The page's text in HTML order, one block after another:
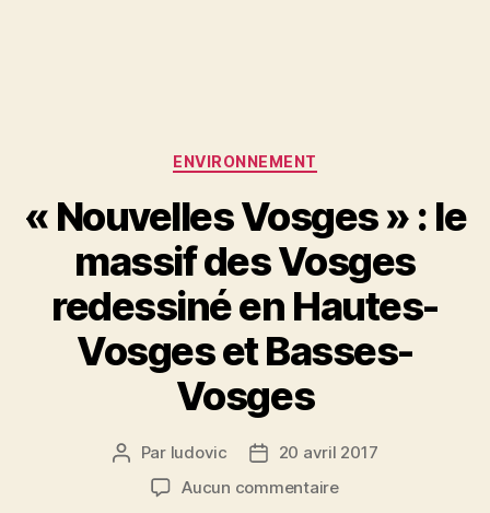
Catégories
ENVIRONNEMENT
« Nouvelles Vosges » : le
massif des Vosges
redessiné en Hautes-
Vosges et Basses-
Vosges
Auteur
l’article
Par ludovic
Date20 avril 2017
Aucun commentairesur